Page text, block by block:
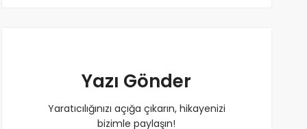
Yazı Gönder
Yaratıcılığınızı açığa çıkarın, hikayenizi
bizimle paylaşın!